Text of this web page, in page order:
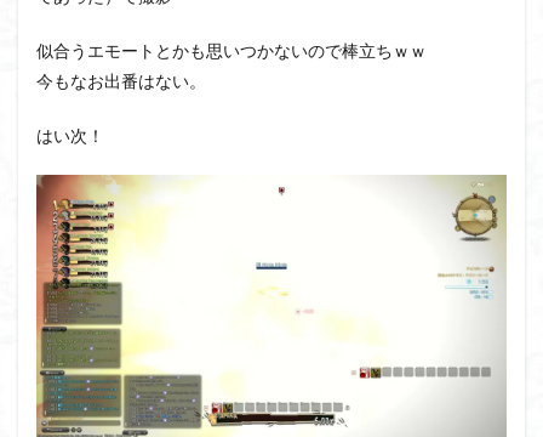
似合うエモートとかも思いつかないので棒立ちｗｗ
今もなお出番はない。
はい次！